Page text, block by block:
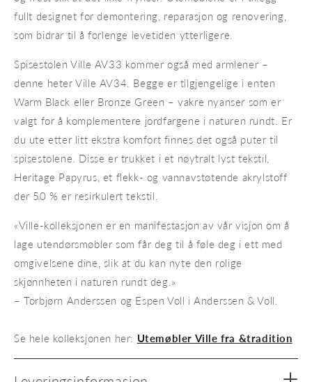
fullt designet for demontering, reparasjon og renovering,
som bidrar til å forlenge levetiden ytterligere.
Spisestolen Ville AV33 kommer også med armlener –
denne heter Ville AV34. Begge er tilgjengelige i enten
Warm Black eller Bronze Green – vakre nyanser som er
valgt for å komplementere jordfargene i naturen rundt. Er
du ute etter litt ekstra komfort finnes det også puter til
spisestolene. Disse er trukket i et nøytralt lyst tekstil,
Heritage Papyrus, et flekk- og vannavstøtende akrylstoff
der 50 % er resirkulert tekstil.
«Ville-kolleksjonen er en manifestasjon av vår visjon om å
lage utendørsmøbler som får deg til å føle deg i ett med
omgivelsene dine, slik at du kan nyte den rolige
skjønnheten i naturen rundt deg.»
– Torbjørn Anderssen og Espen Voll i Anderssen & Voll.
Se hele kolleksjonen her: Utemøbler Ville fra &tradition